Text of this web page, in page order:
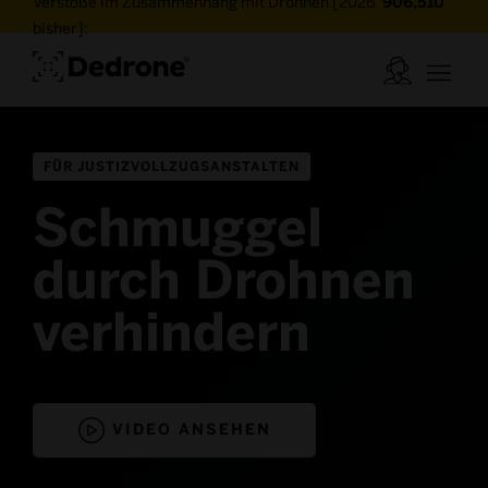
bisher]:
Schmuggel
durch Drohnen
verhindern